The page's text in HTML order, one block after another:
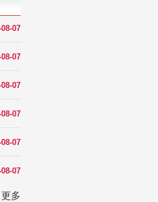
07
07
07
07
07
07
更多